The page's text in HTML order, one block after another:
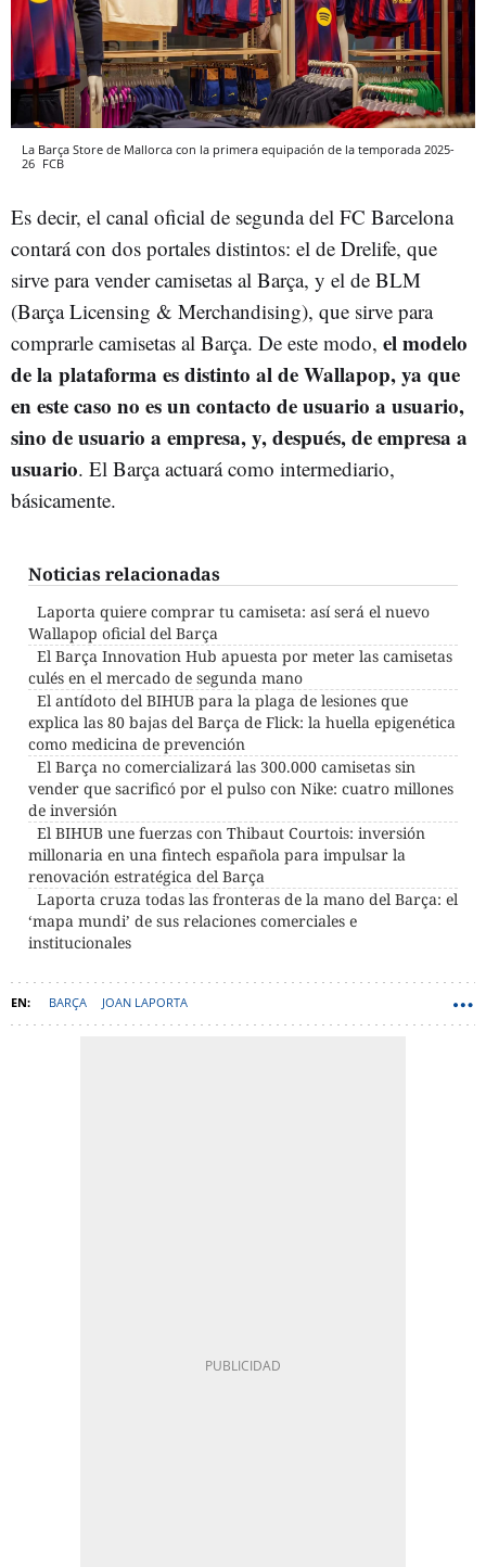
La Barça Store de Mallorca con la primera equipación de la temporada 2025-
26 FCB
Es decir, el canal oficial de segunda del FC Barcelona
contará con dos portales distintos: el de Drelife, que
sirve para vender camisetas al Barça, y el de BLM
(Barça Licensing & Merchandising), que sirve para
comprarle camisetas al Barça. De este modo, el modelo
de la plataforma es distinto al de Wallapop, ya que
en este caso no es un contacto de usuario a usuario,
sino de usuario a empresa, y, después, de empresa a
usuario. El Barça actuará como intermediario,
básicamente.
Noticias relacionadas
Laporta quiere comprar tu camiseta: así será el nuevo
Wallapop oficial del Barça
El Barça Innovation Hub apuesta por meter las camisetas
culés en el mercado de segunda mano
El antídoto del BIHUB para la plaga de lesiones que
explica las 80 bajas del Barça de Flick: la huella epigenética
como medicina de prevención
El Barça no comercializará las 300.000 camisetas sin
vender que sacrificó por el pulso con Nike: cuatro millones
de inversión
El BIHUB une fuerzas con Thibaut Courtois: inversión
millonaria en una fintech española para impulsar la
renovación estratégica del Barça
Laporta cruza todas las fronteras de la mano del Barça: el
‘mapa mundi’ de sus relaciones comerciales e
institucionales
BARÇA JOAN LAPORTA